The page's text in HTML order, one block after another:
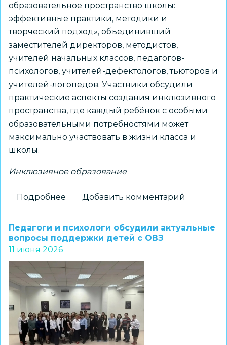
образовательное пространство школы:
эффективные практики, методики и
творческий подход», объединивший
заместителей директоров, методистов,
учителей начальных классов, педагогов-
психологов, учителей-дефектологов, тьюторов и
учителей-логопедов. Участники обсудили
практические аспекты создания инклюзивного
пространства, где каждый ребёнок с особыми
образовательными потребностями может
максимально участвовать в жизни класса и
школы.
Инклюзивное образование
Подробнее
создания
пространства
обсудили
на
семинаре
Добавить комментарий
Педагоги и психологи обсудили актуальные
вопросы поддержки детей с ОВЗ
11 июня 2026